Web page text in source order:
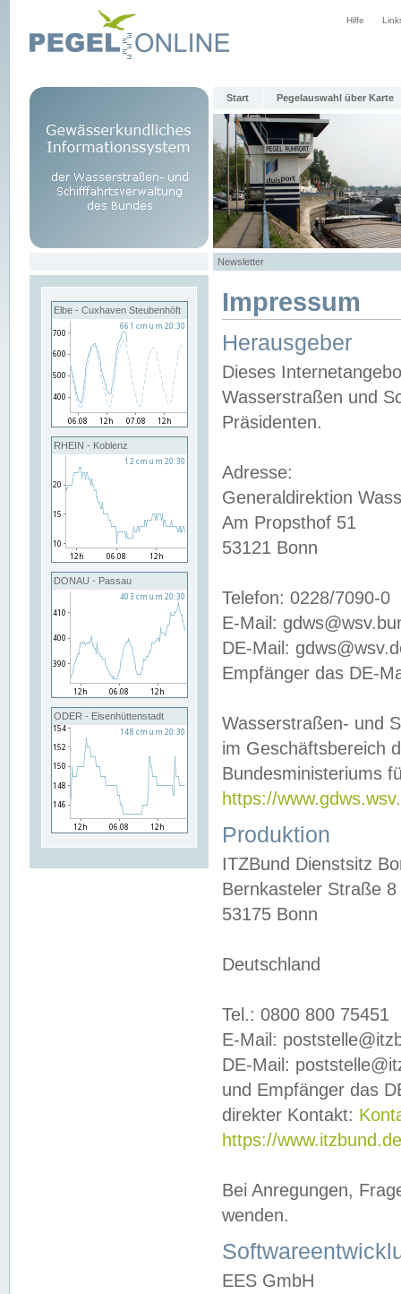
Hilfe
Start Pegelauswahl über Karte
Newsletter
Elbe - Cuxhaven Steubenhöft
RHEIN - Koblenz
DONAU - Passau
ODER - Eisenhüttenstadt
Impressum
Herausgeber
Dieses
Wasserstraßen und
Präsidenten.
Adresse:
Generaldirektion
Am Propsthof 51
53121 Bonn
Telefon: 0228/7090-0
E-Mail:
DE-Mail:
Empfänger das DE-
Wasserstraßen- und
im Geschäftsbereich
Bundesministeriums
https://
Produktion
ITZBund Dienstsitz
Bernkasteler Straße 8
53175 Bonn
Deutschland
Tel.: 0800 800 75451
E-Mail:
DE-Mail:
und Empfänger das
direkter Kontakt:
https://
Bei Anregungen,
wenden.
EES GmbH